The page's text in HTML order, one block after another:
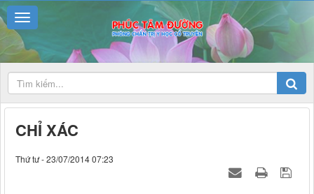
CHỈ XÁC
Thứ tư - 23/07/2014 07:23